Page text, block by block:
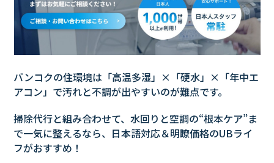
バンコクの住環境は「高温多湿」×「硬水」×「年中エ
アコン」で汚れと不調が出やすいのが難点です。
掃除代行と組み合わせて、水回りと空調の“根本ケア”ま
で一気に整えるなら、日本語対応＆明瞭価格のUBライ
フがおすすめ！